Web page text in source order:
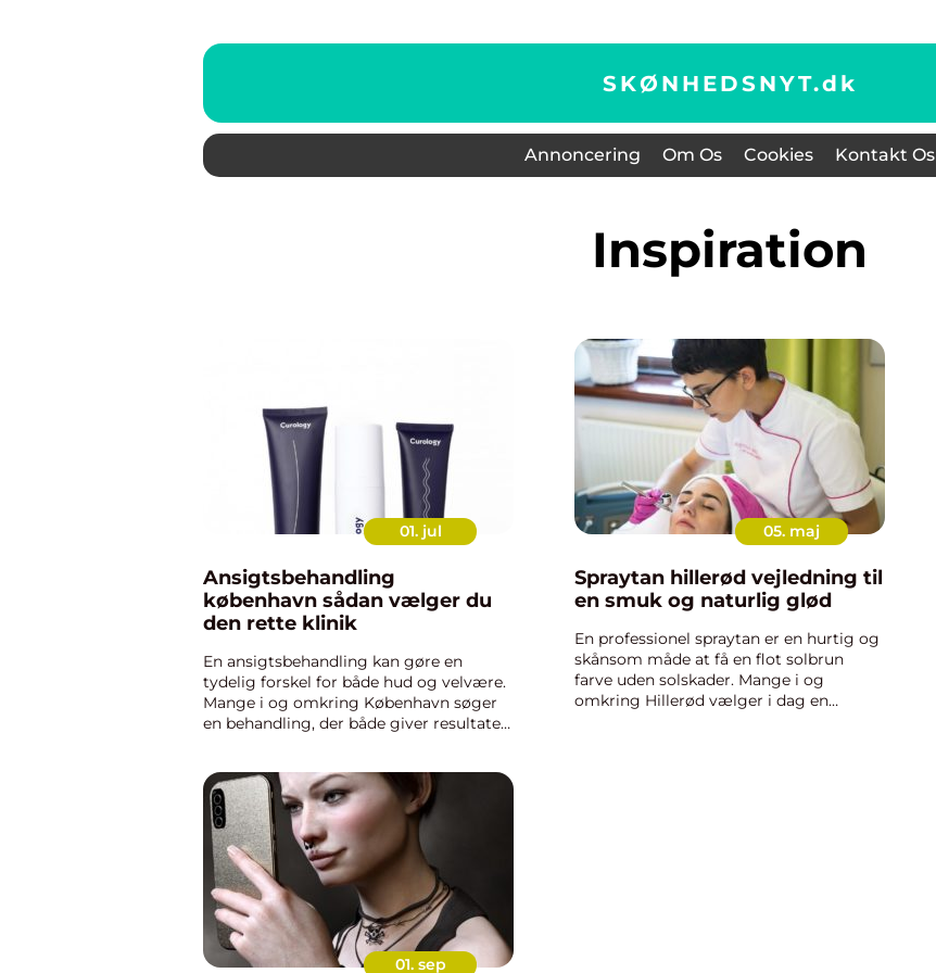
SKØNHEDSNYT.dk
Annoncering Om Os Cookies Kontakt Os
inspiration
01. jul
Ansigtsbehandling
københavn sådan vælger du
den rette klinik
En ansigtsbehandling kan gøre en
tydelig forskel for både hud og velvære.
Mange i og omkring København søger
en behandling, der både giver resultater
når du vil have en profe...
05. maj
Spraytan hillerød vejledning til
en smuk og naturlig glød
En professionel spraytan er en hurtig og
skånsom måde at få en flot solbrun
farve uden solskader. Mange i og
omkring Hillerød vælger i dag en
01. sep